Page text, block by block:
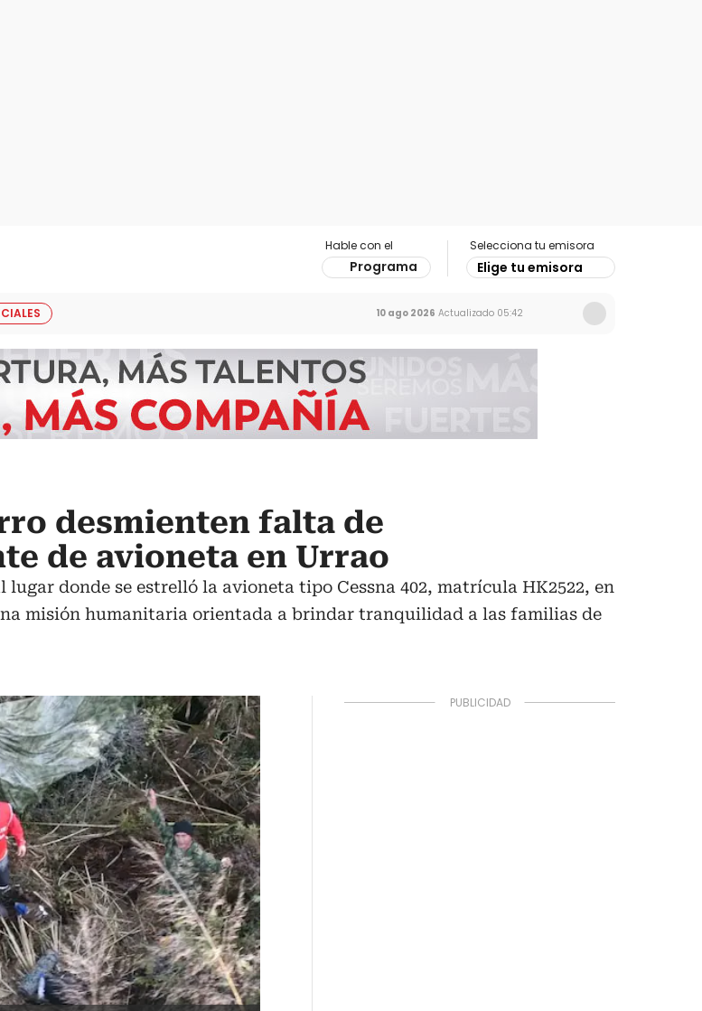
Hable con el
Programa
Selecciona tu emisora
Elige tu emisora
10 ago 2026 Actualizado 05:42
desmienten falta de
de avioneta en Urrao
lugar donde se estrelló la avioneta tipo Cessna 402, matrícula HK2522, en
misión humanitaria orientada a brindar tranquilidad a las familias de